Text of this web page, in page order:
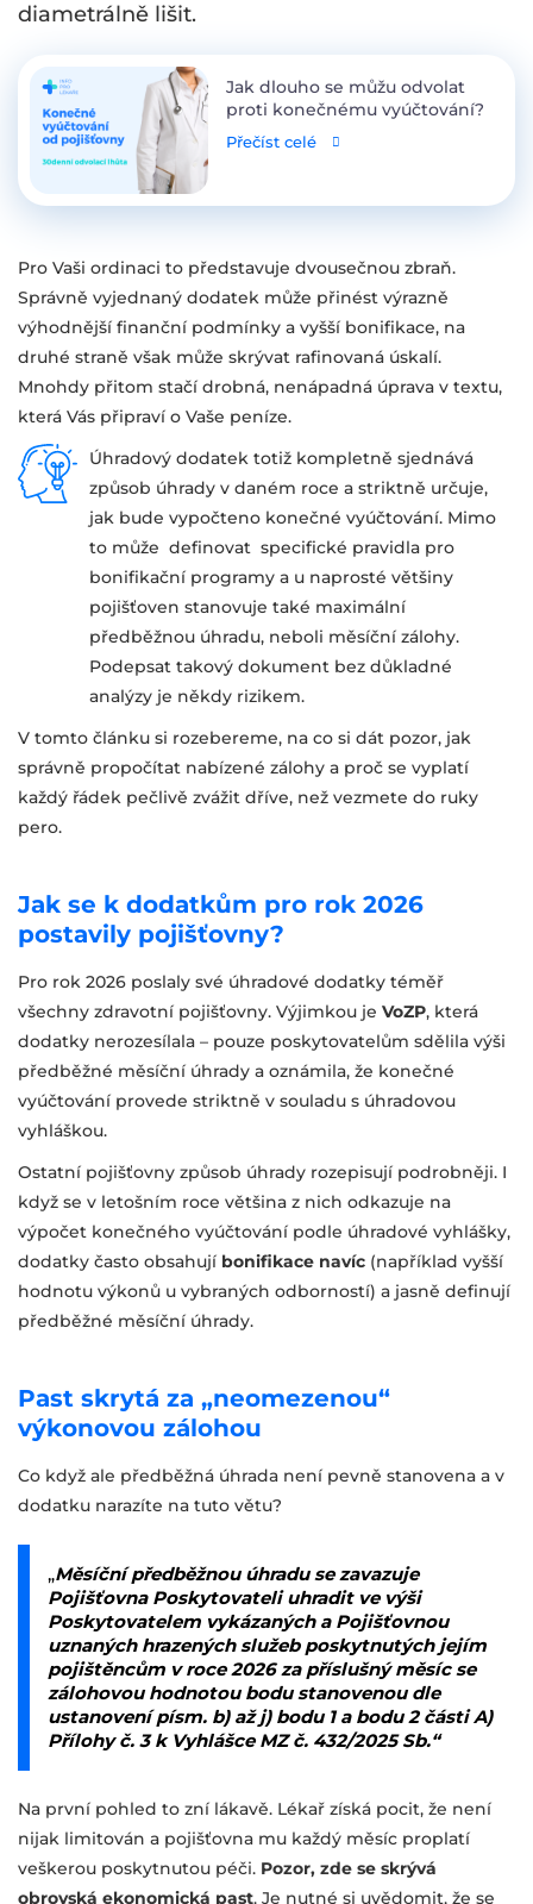
diametrálně lišit.
Jak dlouho se můžu odvolat
proti konečnému vyúčtování?
Přečíst celé
Pro Vaši ordinaci to představuje dvousečnou zbraň.
Správně vyjednaný dodatek může přinést výrazně
výhodnější finanční podmínky a vyšší bonifikace, na
druhé straně však může skrývat rafinovaná úskalí.
Mnohdy přitom stačí drobná, nenápadná úprava v textu,
která Vás připraví o Vaše peníze.
Úhradový dodatek totiž kompletně sjednává
způsob úhrady v daném roce a striktně určuje,
jak bude vypočteno konečné vyúčtování. Mimo
to může definovat specifické pravidla pro
bonifikační programy a u naprosté většiny
pojišťoven stanovuje také maximální
předběžnou úhradu, neboli měsíční zálohy.
Podepsat takový dokument bez důkladné
analýzy je někdy rizikem.
V tomto článku si rozebereme, na co si dát pozor, jak
správně propočítat nabízené zálohy a proč se vyplatí
každý řádek pečlivě zvážit dříve, než vezmete do ruky
pero.
Jak se k dodatkům pro rok 2026
postavily pojišťovny?
Pro rok 2026 poslaly své úhradové dodatky téměř
všechny zdravotní pojišťovny. Výjimkou je VoZP, která
dodatky nerozesílala – pouze poskytovatelům sdělila výši
předběžné měsíční úhrady a oznámila, že konečné
vyúčtování provede striktně v souladu s úhradovou
vyhláškou.
Ostatní pojišťovny způsob úhrady rozepisují podrobněji. I
když se v letošním roce většina z nich odkazuje na
výpočet konečného vyúčtování podle úhradové vyhlášky,
dodatky často obsahují bonifikace navíc (například vyšší
hodnotu výkonů u vybraných odborností) a jasně definují
předběžné měsíční úhrady.
Past skrytá za „neomezenou“
výkonovou zálohou
Co když ale předběžná úhrada není pevně stanovena a v
dodatku narazíte na tuto větu?
„Měsíční předběžnou úhradu se zavazuje
Pojišťovna Poskytovateli uhradit ve výši
Poskytovatelem vykázaných a Pojišťovnou
uznaných hrazených služeb poskytnutých jejím
pojištěncům v roce 2026 za příslušný měsíc se
zálohovou hodnotou bodu stanovenou dle
ustanovení písm. b) až j) bodu 1 a bodu 2 části A)
Přílohy č. 3 k Vyhlášce MZ č. 432/2025 Sb.“
Na první pohled to zní lákavě. Lékař získá pocit, že není
nijak limitován a pojišťovna mu každý měsíc proplatí
veškerou poskytnutou péči. Pozor, zde se skrývá
obrovská ekonomická past. Je nutné si uvědomit, že se